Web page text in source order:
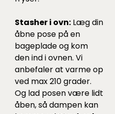
Stasher i ovn: Læg din
åbne pose på en
bageplade og kom
den ind i ovnen. Vi
anbefaler at varme op
ved max 210 grader.
Og lad posen være lidt
åben, så dampen kan